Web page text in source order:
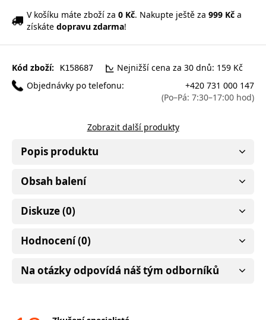
V košíku máte zboží za 0 Kč. Nakupte ještě za 999 Kč a
získáte dopravu zdarma!
Kód zboží: K158687
Nejnižší cena za 30 dnů: 159 Kč
Objednávky po telefonu:
+420 731 000 147
(Po–Pá: 7:30–17:00 hod)
Zobrazit další produkty
Popis produktu
Obsah balení
Diskuze (0)
Hodnocení (0)
Na otázky odpovídá náš tým odborníků